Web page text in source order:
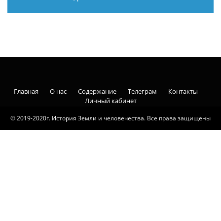
© 2019-2020г. История Земли и человечества. Все права защищены
Главная О нас Содержание Телеграм
Контакты
Личный кабинет